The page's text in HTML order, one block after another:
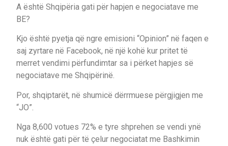
A është Shqipëria gati për hapjen e negociatave me
BE?
Kjo është pyetja që ngre emisioni “Opinion” në faqen e
saj zyrtare në Facebook, në një kohë kur pritet të
merret vendimi përfundimtar sa i përket hapjes së
negociatave me Shqipërinë.
Por, shqiptarët, në shumicë dërrmuese përgjigjen me
“JO”.
Nga 8,600 votues 72% e tyre shprehen se vendi ynë
nuk është gati për të çelur negociatat me Bashkimin